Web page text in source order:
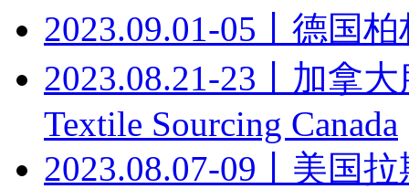
2023.09.01-05丨德国
2023.08.21-23丨加拿
Textile Sourcing Canada
2023.08.07-09丨美国